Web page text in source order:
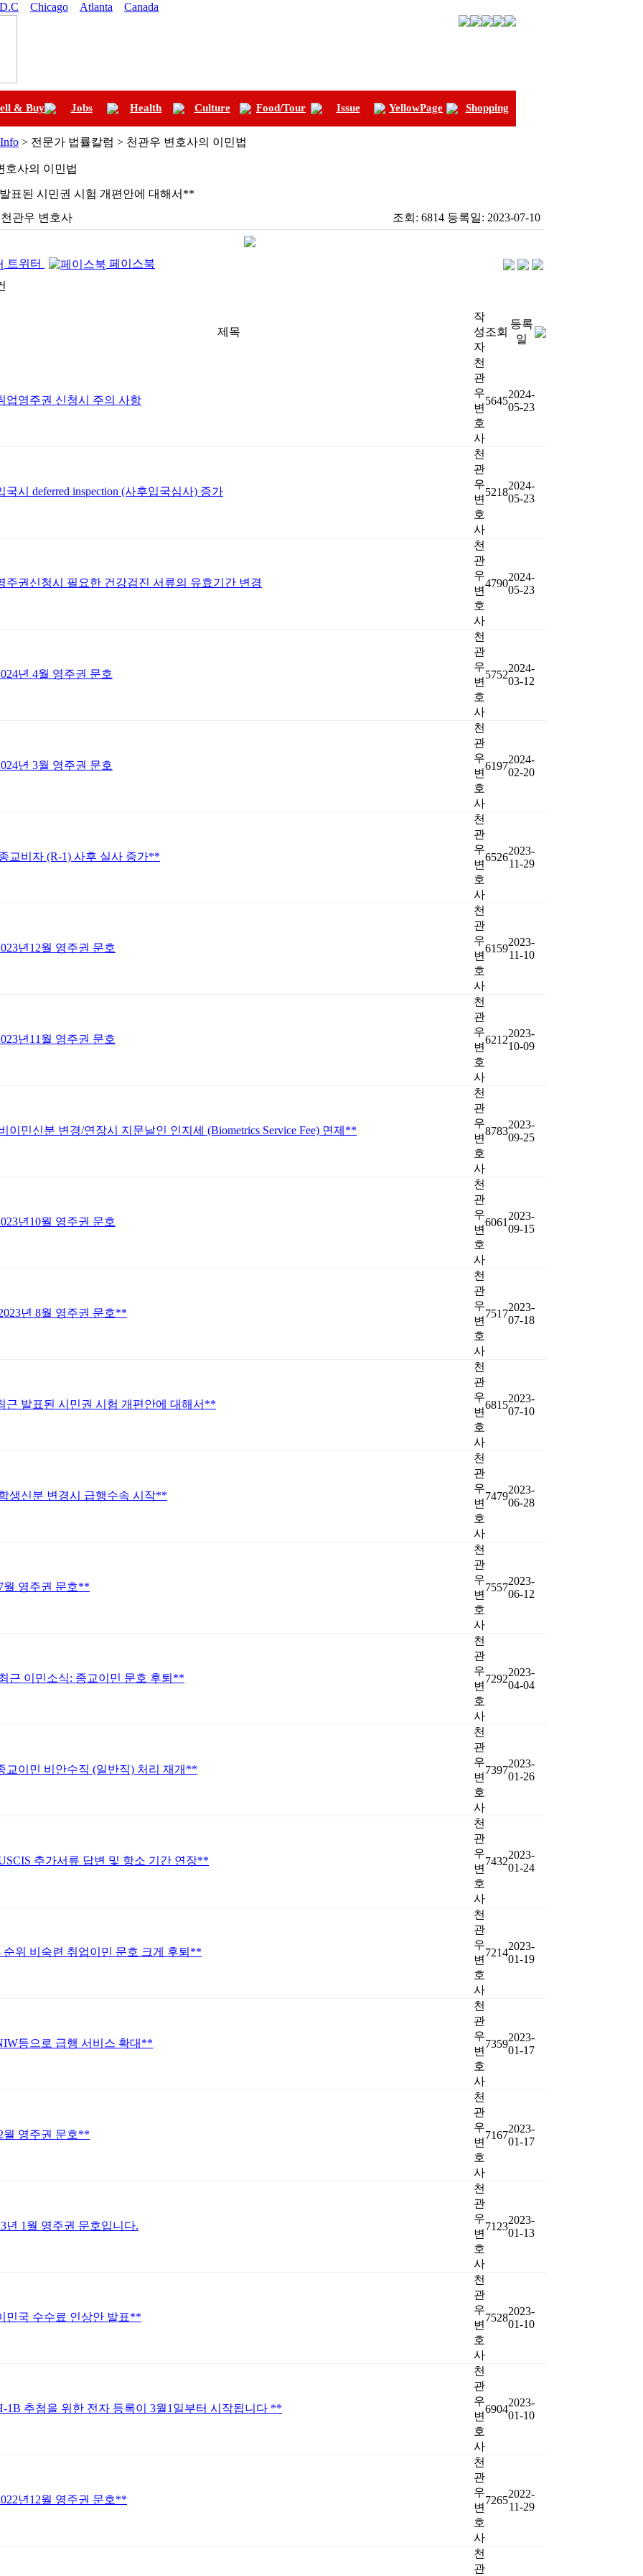
Chicago Atlanta Canada
& Buy Jobs Health Culture Food/Tour Issue YellowPage Shopping
> 전문가 법률칼럼 > 천관우 변호사의 이민법
호사의 이민법
표된 시민권 시험 개편안에 대해서**
천관우 변호사 조회: 6814 등록일: 2023-07-10
트위터
페이스북
제목
작
성
자
조회
등록
일
업영주권 신청시 주의 사항
천
관
우
변
호
사
5645
2024-
05-23
국시 deferred inspection (사후입국심사) 증가
천
관
우
변
호
사
5218
2024-
05-23
주권신청시 필요한 건강검진 서류의 유효기간 변경
천
관
우
변
호
사
4790
2024-
05-23
년 4월 영주권 문호
천
관
우
변
호
사
5752
2024-
03-12
년 3월 영주권 문호
천
관
우
변
호
사
6197
2024-
02-20
교비자 (R-1) 사후 실사 증가**
천
관
우
변
호
사
6526
2023-
11-29
년12월 영주권 문호
천
관
우
변
호
사
6159
2023-
11-10
년11월 영주권 문호
천
관
우
변
호
사
6212
2023-
10-09
이민신분 변경/연장시 지문날인 인지세 (Biometrics Service Fee) 면제**
천
관
우
변
호
사
8783
2023-
09-25
년10월 영주권 문호
천
관
우
변
호
사
6061
2023-
09-15
년 8월 영주권 문호**
천
관
우
변
호
사
7517
2023-
07-18
근 발표된 시민권 시험 개편안에 대해서**
천
관
우
변
호
사
6815
2023-
07-10
생신분 변경시 급행수속 시작**
천
관
우
변
호
사
7479
2023-
06-28
월 영주권 문호**
천
관
우
변
호
사
7557
2023-
06-12
근 이민소식: 종교이민 문호 후퇴**
천
관
우
변
호
사
7292
2023-
04-04
교이민 비안수직 (일반직) 처리 재개**
천
관
우
변
호
사
7397
2023-
01-26
추가서류 답변 및 항소 기간 연장**
천
관
우
변
호
사
7432
2023-
01-24
순위 비숙련 취업이민 문호 크게 후퇴**
천
관
우
변
호
사
7214
2023-
01-19
등으로 급행 서비스 확대**
천
관
우
변
호
사
7359
2023-
01-17
월 영주권 문호**
천
관
우
변
호
사
7167
2023-
01-17
년 1월 영주권 문호입니다.
천
관
우
변
호
사
7123
2023-
01-13
민국 수수료 인상안 발표**
천
관
우
변
호
사
7528
2023-
01-10
1B 추첨을 위한 전자 등록이 3월1일부터 시작됩니다 **
천
관
우
변
호
사
6904
2023-
01-10
년12월 영주권 문호**
천
관
우
변
호
사
7265
2022-
11-29
천
관